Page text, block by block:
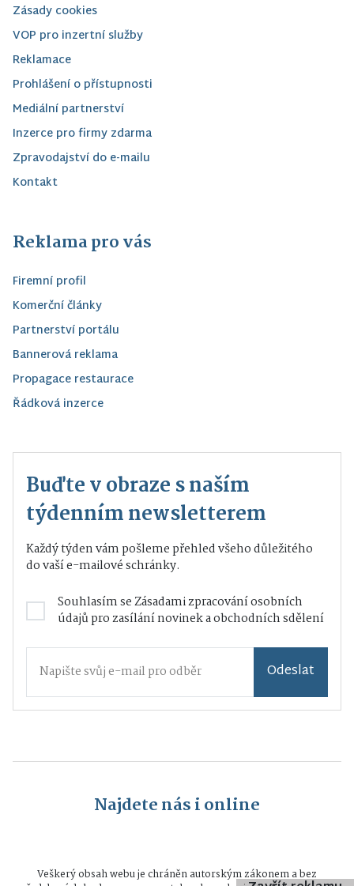
Zásady cookies
VOP pro inzertní služby
Reklamace
Prohlášení o přístupnosti
Mediální partnerství
Inzerce pro firmy zdarma
Zpravodajství do e-mailu
Kontakt
Reklama pro vás
Firemní profil
Komerční články
Partnerství portálu
Bannerová reklama
Propagace restaurace
Řádková inzerce
Buďte v obraze s naším
týdenním newsletterem
Každý týden vám pošleme přehled všeho důležitého
do vaší e-mailové schránky.
Souhlasím seZásadami zpracování osobních
údajůpro zasílání novinek a obchodních sdělení
Odeslat
Najdete nás i online
Veškerý obsah webu je chráněn autorským zákonem a bez